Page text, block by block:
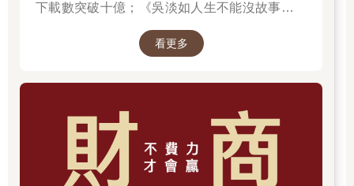
下載數突破十億；《吳淡如人生不能沒故事》也
讀歷史中的權力運作與人性選擇，讓看似遙遠的
看更多